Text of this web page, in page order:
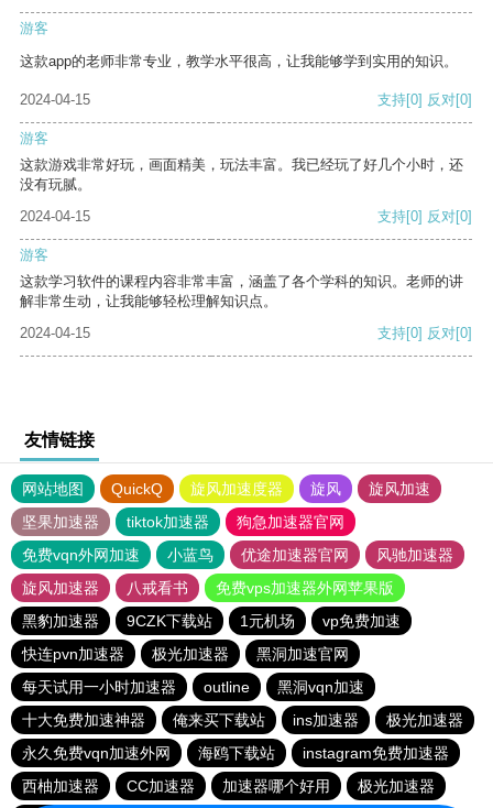
游客
这款app的老师非常专业，教学水平很高，让我能够学到实用的知识。
2024-04-15 支持[0] 反对[0]
游客
这款游戏非常好玩，画面精美，玩法丰富。我已经玩了好几个小时，还
没有玩腻。
2024-04-15
支持[0] 反对[0]
游客
这款学习软件的课程内容非常丰富，涵盖了各个学科的知识。老师的讲
解非常生动，让我能够轻松理解知识点。
2024-04-15
支持[0] 反对[0]
友情链接
网站地图 QuickQ 旋风加速度器 旋风
旋风加速
坚果加速器
tiktok加速器
狗急加速器官网
免费vqn外网加速
小蓝鸟 优途加速器官网
风驰加速器
旋风加速器
八戒看书
免费vps加速器外网苹果版
黑豹加速器
9CZK下载站 1元机场
vp免费加速
快连pvn加速器
极光加速器
黑洞加速官网
每天试用一小时加速器
outline
黑洞vqn加速
十大免费加速神器
俺来买下载站 ins加速器
极光加速器
永久免费vqn加速外网
海鸥下载站
instagram免费加速器
西柚加速器
CC加速器 加速器哪个好用 极光加速器